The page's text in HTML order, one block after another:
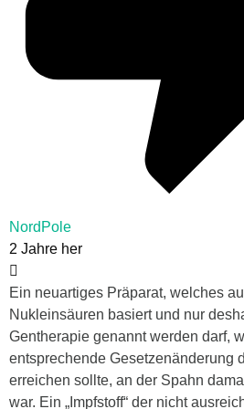
NordPole
2 Jahre her
Ein neuartiges Präparat, welches
Nukleinsäuren basiert und nur
Gentherapie genannt werden darf,
entsprechende Gesetzenänderung
erreichen sollte, an der Spahn
war. Ein „Impfstoff“ der nicht